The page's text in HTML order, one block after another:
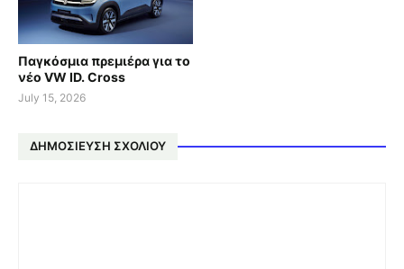
Παγκόσμια πρεμιέρα για το
νέο VW ID. Cross
July 15, 2026
ΔΗΜΟΣΊΕΥΣΗ ΣΧΟΛΊΟΥ